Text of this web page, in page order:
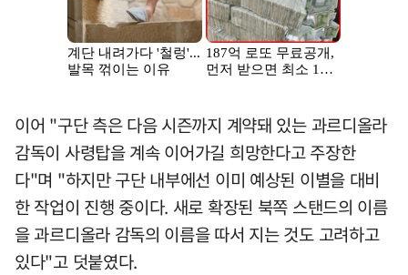
이어 "구단 측은 다음 시즌까지 계약돼 있는 과르디올라
감독이 사령탑을 계속 이어가길 희망한다고 주장한
다"며 "하지만 구단 내부에선 이미 예상된 이별을 대비
한 작업이 진행 중이다. 새로 확장된 북쪽 스탠드의 이름
을 과르디올라 감독의 이름을 따서 지는 것도 고려하고
있다"고 덧붙였다.